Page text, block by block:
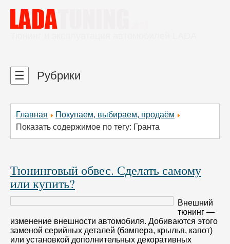
Главная
Покупаем, выбираем, продаём
Показать содержимое по тегу: Гранта
Тюнинговый обвес. Сделать самому
или купить?
Внешний
тюнинг —
изменение внешности автомобиля. Добиваются этого
заменой серийных деталей (бампера, крылья, капот)
или установкой дополнительных декоративных
☰ Рубрики